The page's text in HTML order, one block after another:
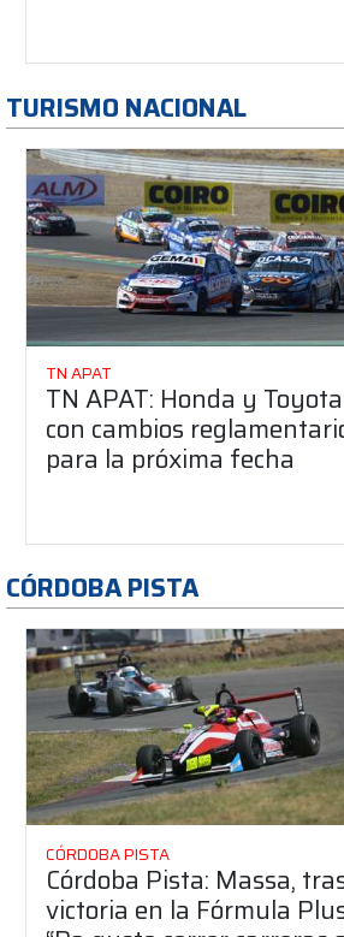
TURISMO NACIONAL
TN APAT
TN APAT: Honda y Toyota
con cambios
para la próxima fecha
CÓRDOBA PISTA
CÓRDOBA PISTA
Córdoba Pista: Massa,
victoria en la Fórmula